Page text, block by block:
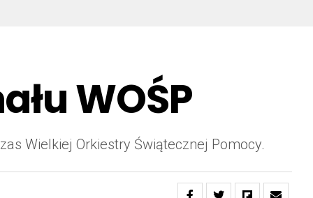
WOŚP
Wielkiej Orkiestry Świątecznej Pomocy.